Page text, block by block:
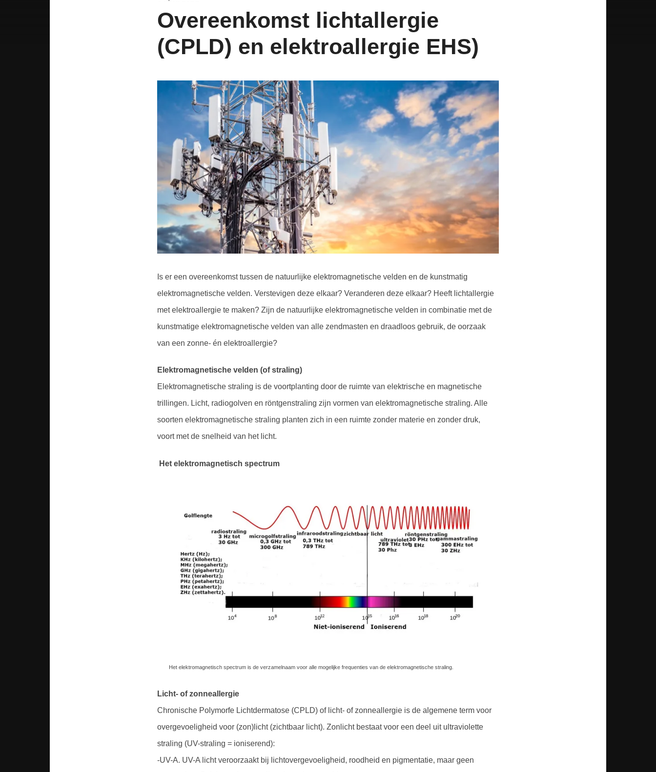
Overeenkomst lichtallergie
(CPLD) en elektroallergie EHS)
Is er een overeenkomst tussen de natuurlijke elektromagnetische velden en de kunstmatig
elektromagnetische velden. Verstevigen deze elkaar? Veranderen deze elkaar? Heeft lichtallergie
met elektroallergie te maken? Zijn de natuurlijke elektromagnetische velden in combinatie met de
kunstmatige elektromagnetische velden van alle zendmasten en draadloos gebruik, de oorzaak
van een zonne- én elektroallergie?
Elektromagnetische velden (of straling)
Elektromagnetische straling is de voortplanting door de ruimte van elektrische en magnetische
trillingen. Licht, radiogolven en röntgenstraling zijn vormen van elektromagnetische straling. Alle
soorten elektromagnetische straling planten zich in een ruimte zonder materie en zonder druk,
voort met de snelheid van het licht.
Het elektromagnetisch spectrum
Het elektromagnetisch spectrum is de verzamelnaam voor alle mogelijke frequenties van de elektromagnetische straling.
Licht- of zonneallergie
Chronische Polymorfe Lichtdermatose (CPLD) of licht- of zonneallergie is de algemene term voor
overgevoeligheid voor (zon)licht (zichtbaar licht). Zonlicht bestaat voor een deel uit ultraviolette
straling (UV-straling = ioniserend):
-UV-A. UV-A licht veroorzaakt bij lichtovergevoeligheid, roodheid en pigmentatie, maar geen